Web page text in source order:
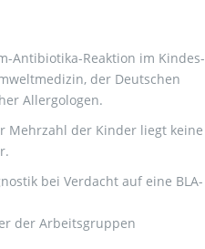
Antibiotika-Reaktion im Kindes-
der Deutschen
Allergologen.
Mehrzahl der Kinder liegt keine
bei Verdacht auf eine BLA-
der Arbeitsgruppen